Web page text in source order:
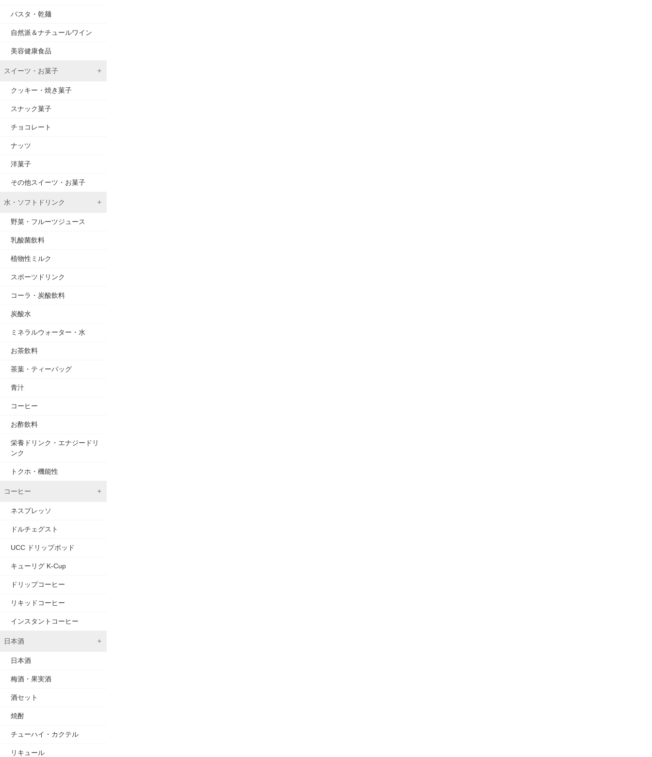
パスタ・乾麺
自然派＆ナチュールワイン
美容健康食品
スイーツ・お菓子
クッキー・焼き菓子
スナック菓子
チョコレート
ナッツ
洋菓子
その他スイーツ・お菓子
水・ソフトドリンク
野菜・フルーツジュース
乳酸菌飲料
植物性ミルク
スポーツドリンク
コーラ・炭酸飲料
炭酸水
ミネラルウォーター・水
お茶飲料
茶葉・ティーバッグ
青汁
コーヒー
お酢飲料
栄養ドリンク・エナジードリ
ンク
トクホ・機能性
コーヒー
ネスプレッソ
ドルチェグスト
UCC ドリップポッド
キューリグ K-Cup
ドリップコーヒー
リキッドコーヒー
インスタントコーヒー
日本酒
日本酒
梅酒・果実酒
酒セット
焼酎
チューハイ・カクテル
リキュール